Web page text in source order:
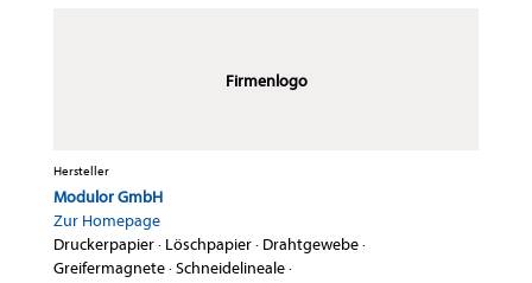
Firmenlogo
Hersteller
Modulor GmbH
Zur Homepage
Druckerpapier· Löschpapier· Drahtgewebe·
Greifermagnete·Schneidelineale·